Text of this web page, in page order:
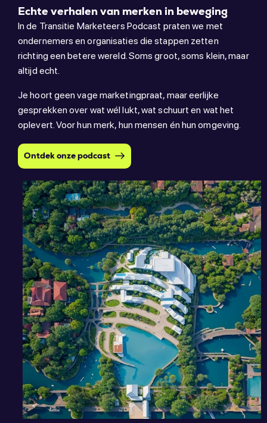
Echte verhalen van merken in beweging
In de Transitie Marketeers Podcast praten we met
ondernemers en organisaties die stappen zetten
richting een betere wereld. Soms groot, soms klein, maar
altijd echt.
Je hoort geen vage marketingpraat, maar eerlijke
gesprekken over wat wél lukt, wat schuurt en wat het
oplevert. Voor hun merk, hun mensen én hun omgeving.
Ontdek onze podcast